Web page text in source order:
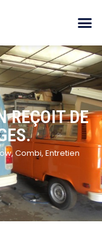
REÇOIT DE
,Combi, Entretien